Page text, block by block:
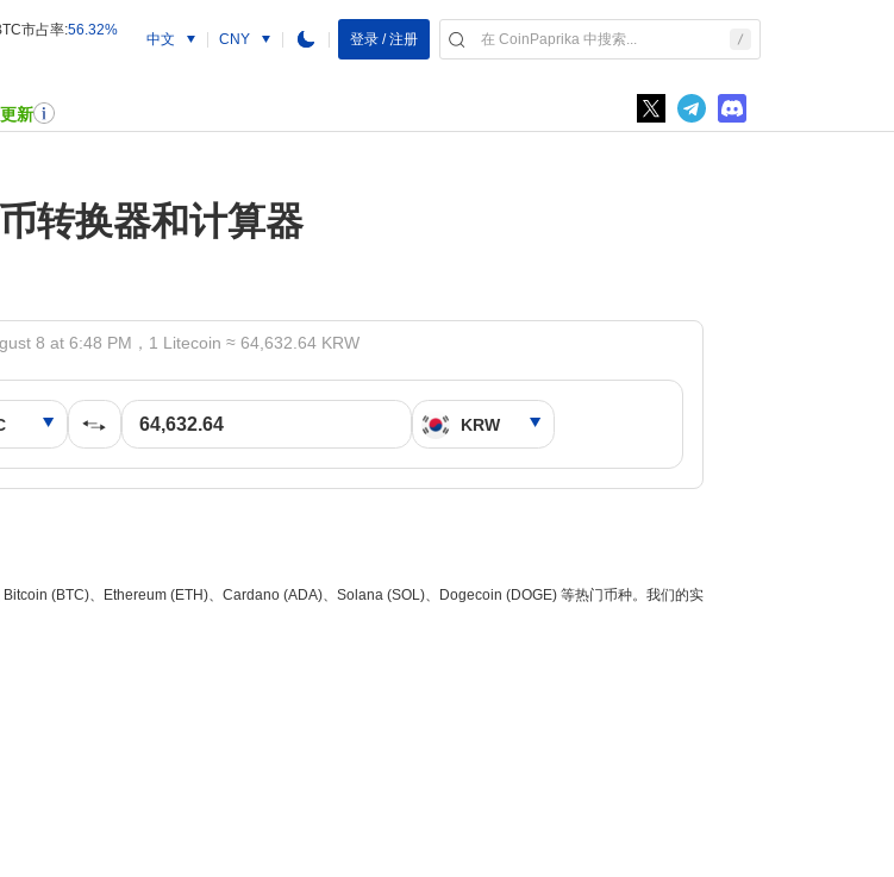
市占率:56.32%
中文 CNY 登录 / 注册
新
转换器和计算器
8 at 6:48 PM，1 Litecoin ≈ 64,632.64 KRW
(BTC)、Ethereum (ETH)、Cardano (ADA)、Solana (SOL)、Dogecoin (DOGE) 等热门币种。我们的实